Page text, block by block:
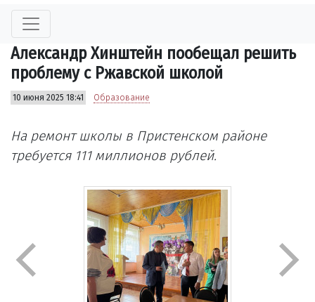
Александр Хинштейн пообещал решить
проблему с Ржавской школой
10 июня 2025 18:41 Образование
На ремонт школы в Пристенском районе
требуется 111 миллионов рублей.